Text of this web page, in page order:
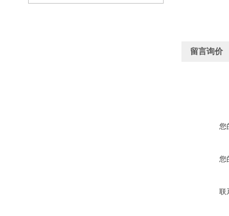
留言询价
您
您
联